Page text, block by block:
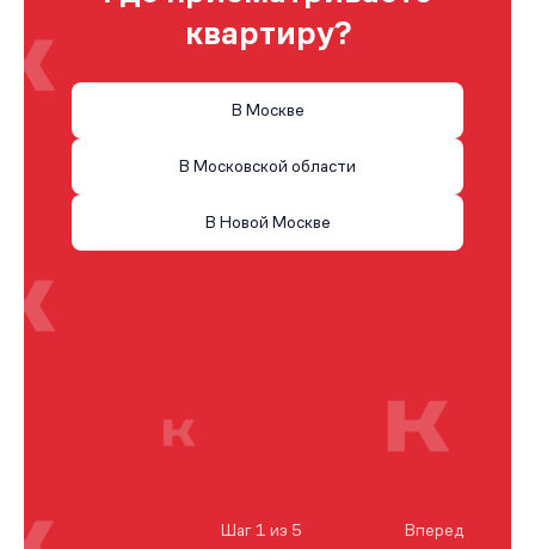
квартиру?
В Москве
В Московской области
В Новой Москве
Шаг 1 из 5 Вперед